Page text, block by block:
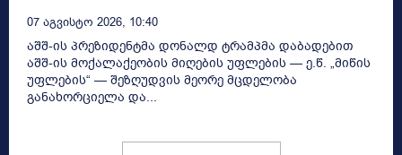
07 Აგვისტო 2026, 10:40
აშშ-ის პრეზიდენტმა დონალდ ტრამპმა დაბადებით
აშშ-ის მოქალაქეობის მიღების უფლების — ე.წ. „მიწის
უფლების“ — შეზღუდვის მეორე მცდელობა
განახორციელა და...